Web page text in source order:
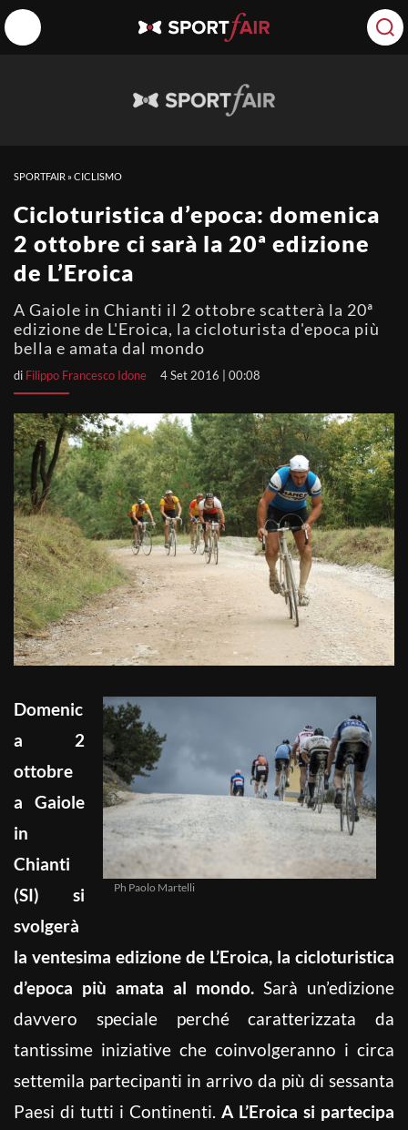
SPORTFAIR »CICLISMO
Cicloturistica d’epoca: domenica
2 ottobre ci sarà la 20ª edizione
de L’Eroica
A Gaiole in Chianti il 2 ottobre scatterà la 20ª
edizione de L'Eroica, la cicloturista d'epoca più
bella e amata dal mondo
di Filippo Francesco Idone 4 Set 2016 | 00:08
Ph Paolo Martelli
Domenic
a 2
ottobre
a Gaiole
in
Chianti
(SI) si
svolgerà
la ventesima edizione de L’Eroica, la cicloturistica
d’epoca più amata al mondo. Sarà un’edizione
davvero speciale perché caratterizzata da
tantissime iniziative che coinvolgeranno i circa
settemila partecipanti in arrivo da più di sessanta
Paesi di tutti i Continenti. A L’Eroica si partecipa